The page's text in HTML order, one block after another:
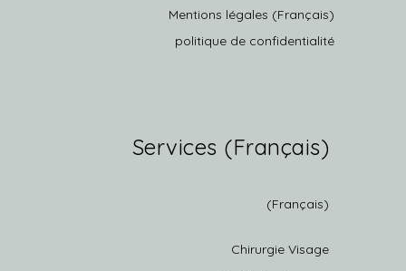
(Français) Mentions légales
politique de confidentialité
(Français) Services
(Français)
Chirurgie Visage